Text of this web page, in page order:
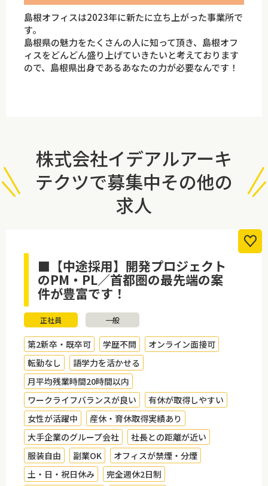
島根オフィスは2023年に新たに立ち上がった事業所で
す。
島根県の魅力をたくさんの人に知って頂き、島根オフ
ィスをどんどん盛り上げていきたいと考えております
ので、島根県出身であるあなたの力が必要なんです！
株式会社イデアルアーキ
テクツで募集中その他の
求人
■【中途採用】開発プロジェクト
のPM・PL／首都圏の最先端の案
件が豊富です！
正社員 一般
第2新卒・既卒可 学歴不問
オンライン面接可
転勤なし
語学力を活かせる
月平均残業時間20時間以内
ワークライフバランスが良い
有休が取得しやすい
女性が活躍中
産休・育休取得実績あり
大手企業のグループ会社
社長との距離が近い
服装自由
副業OK
オフィスが禁煙・分煙
土・日・祝日休み
完全週休2日制